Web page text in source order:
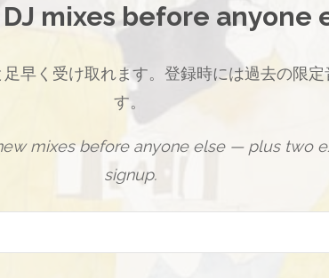
mixes before anyone
早く受け取れます。登録時には過去の限
す。
mixes before anyone else — plus two
signup.